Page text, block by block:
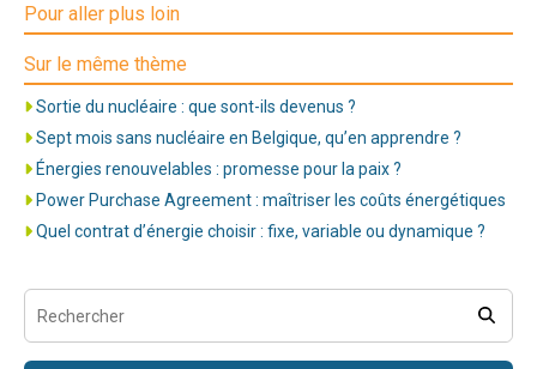
Pour aller plus loin
Sur le même thème
Sortie du nucléaire : que sont-ils devenus ?
Sept mois sans nucléaire en Belgique, qu’en apprendre ?
Énergies renouvelables : promesse pour la paix ?
Power Purchase Agreement : maîtriser les coûts énergétiques
Quel contrat d’énergie choisir : fixe, variable ou dynamique ?